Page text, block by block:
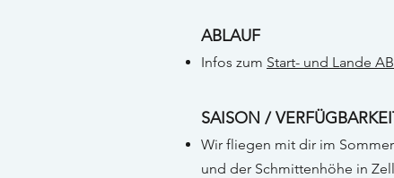
ABLAUF
Infos zum Start- und Lande
SAISON /
Wir fliegen mit dir im
und der Schmittenhöhe in